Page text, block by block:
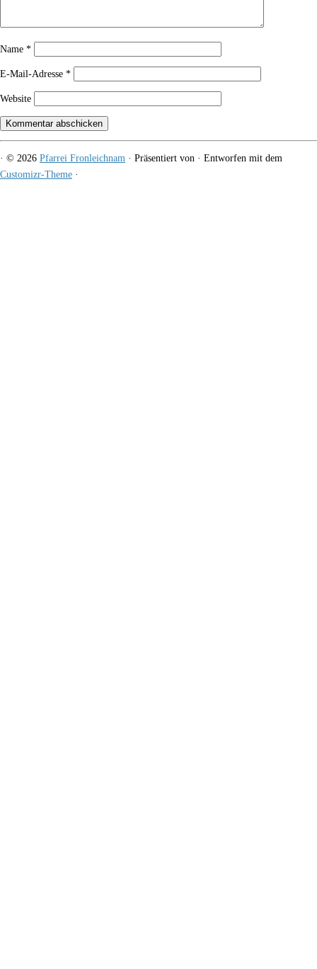
Name *
E-Mail-Adresse *
Website
· © 2026 Pfarrei Fronleichnam · Präsentiert von · Entworfen mit dem
Customizr-Theme ·